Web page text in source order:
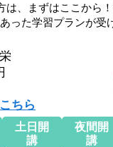
は、まずはここから
った学習プランが受
ちら
土日開
講
夜間開
講